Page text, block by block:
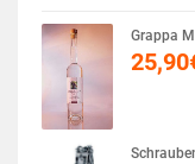
Grappa
25,90